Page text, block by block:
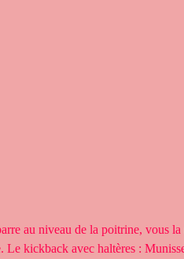
au niveau de la poitrine, vous la
Le kickback avec haltères :